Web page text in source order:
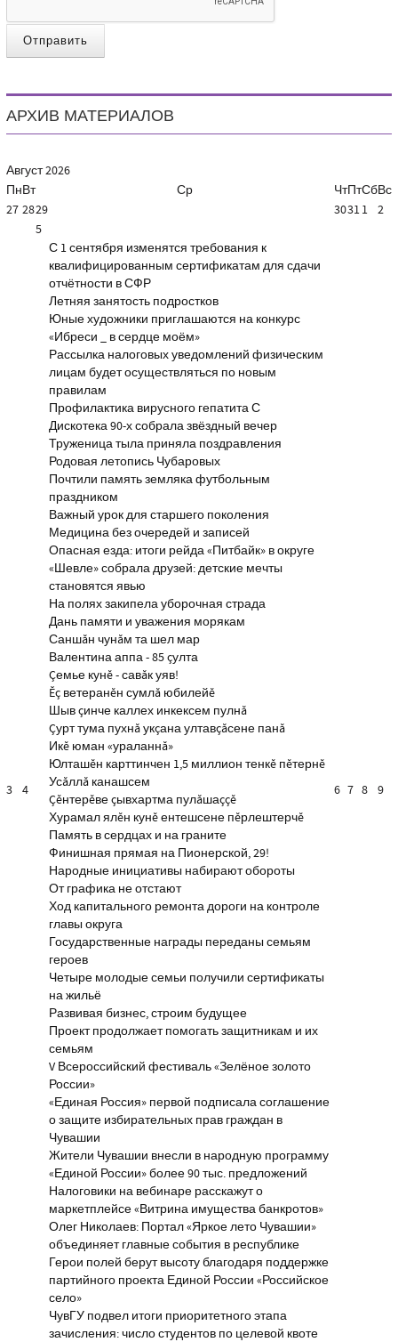
Отправить
АРХИВ МАТЕРИАЛОВ
Август2026
ПнВт Ср ЧтПтСбВс
27 2829 30311 2
3 4
5
С 1 сентября изменятся требования к
квалифицированным сертификатам для сдачи
отчётности в СФР
Летняя занятость подростков
Юные художники приглашаются на конкурс
«Ибреси _ в сердце моём»
Рассылка налоговых уведомлений физическим
лицам будет осуществляться по новым
правилам
Профилактика вирусного гепатита С
Дискотека 90-х собрала звёздный вечер
Труженица тыла приняла поздравления
Родовая летопись Чубаровых
Почтили память земляка футбольным
праздником
Важный урок для старшего поколения
Медицина без очередей и записей
Опасная езда: итоги рейда «Питбайк» в округе
«Шевле» собрала друзей: детские мечты
становятся явью
На полях закипела уборочная страда
Дань памяти и уважения морякам
Саншăн чунăм та шел мар
Валентина аппа - 85 çулта
Çемье кунĕ - савăк уяв!
Ĕç ветеранĕн сумлă юбилейĕ
Шыв çинче каллех инкексем пулнă
Çурт тума пухнă укçана ултавçăсене панă
Икĕ юман «ураланнă»
Юлташĕн карттинчен 1,5 миллион тенкĕ пĕтернĕ
Усăллă канашсем
Çĕнтерĕве çывхартма пулăшаççĕ
Хурамал ялĕн кунĕ ентешсене пĕрлештерчĕ
Память в сердцах и на граните
Финишная прямая на Пионерской, 29!
Народные инициативы набирают обороты
От графика не отстают
Ход капитального ремонта дороги на контроле
главы округа
Государственные награды переданы семьям
героев
Четыре молодые семьи получили сертификаты
на жильё
Развивая бизнес, строим будущее
Проект продолжает помогать защитникам и их
семьям
V Всероссийский фестиваль «Зелёное золото
России»
«Единая Россия» первой подписала соглашение
о защите избирательных прав граждан в
Чувашии
Жители Чувашии внесли в народную программу
«Единой России» более 90 тыс. предложений
Налоговики на вебинаре расскажут о
маркетплейсе «Витрина имущества банкротов»
Олег Николаев: Портал «Яркое лето Чувашии»
объединяет главные события в республике
Герои полей берут высоту благодаря поддержке
партийного проекта Единой России «Российское
село»
ЧувГУ подвел итоги приоритетного этапа
зачисления: число студентов по целевой квоте
6 7 8 9